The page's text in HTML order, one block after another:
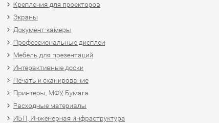
Крепления для проекторов
Экраны
Документ-камеры
Профессиональные дисплеи
Мебель для презентаций
Интерактивные доски
Печать и сканирование
Принтеры, МФУ, Бумага
Расходные материалы
ИБП, Инженерная инфраструктура